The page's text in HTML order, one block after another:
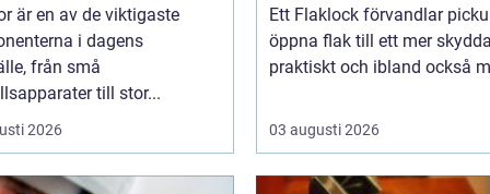
är en av de viktigaste
i dagens
från små
till stor...
2026
Ett Flaklock förvandlar
öppna flak till ett mer
praktiskt och ibland också
03 augusti 2026